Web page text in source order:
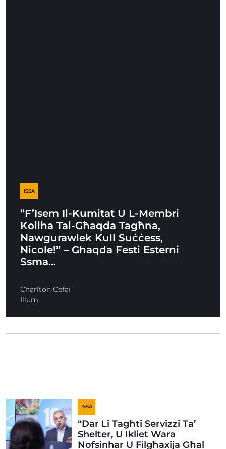
ISSA
“F’Isem Il-Kumitat U L-Membri
Kollha Tal-Għaqda Tagħna,
Nawgurawlek Kull Suċċess,
Nicole!” – Ghaqda Festi Esterni
Ssma…
Charlton Cefai
Illum
ISSA
“Dar Li Tagħti Servizzi Ta’
Shelter, U Ikliet Wara
Nofsinhar U Filgħaxija Għal